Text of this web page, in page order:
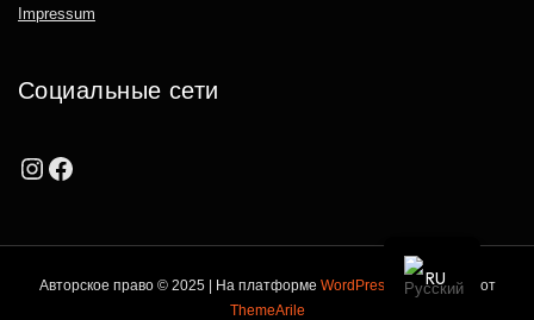
Impressum
Социальные сети
Instagram
Facebook
Авторское право © 2025 | На платформе WordPress
Тема Aasta от
ThemeArile
RU